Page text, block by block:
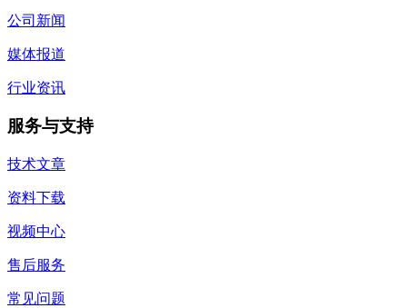
公司新闻
媒体报道
行业资讯
服务与支持
技术文章
资料下载
视频中心
售后服务
常见问题